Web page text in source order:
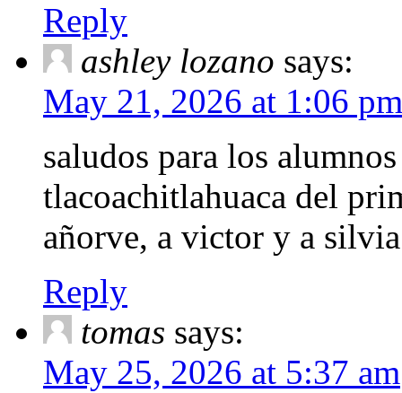
Reply
ashley lozano says:
May 21, 2026 at 1:06 pm
saludos para los
tlacoachitlahuaca del
añorve, a victor y a silvia
Reply
tomas says:
May 25, 2026 at 5:37 am